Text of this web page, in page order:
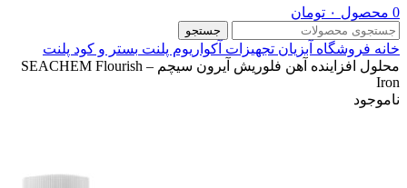
0 محصول ۰ تومان
جستجو
خانه فروشگاه آبزیان تجهیزات آکواریوم پلنت بستر و کود پلنت
محلول افزاینده آهن فلوریش آیرون سیچم – SEACHEM Flourish
Iron
ناموجود